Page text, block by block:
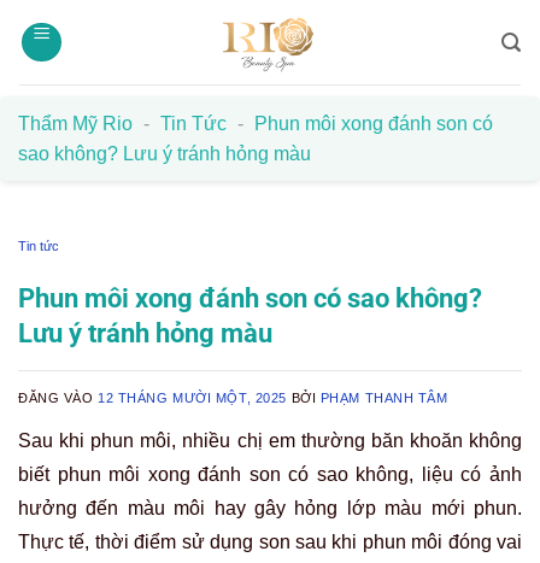
qua
Thẩm Mỹ Rio - Tin Tức -
Phun môi xong đánh son có
sao không? Lưu ý tránh hỏng màu
Tin tức
Phun môi xong đánh son có sao không?
Lưu ý tránh hỏng màu
ĐĂNG VÀO 12 THÁNG MƯỜI MỘT, 2025 BỞI PHẠM THANH TÂM
Sau khi phun môi, nhiều chị em thường băn khoăn không
biết phun môi xong đánh son có sao không, liệu có ảnh
hưởng đến màu môi hay gây hỏng lớp màu mới phun.
Thực tế, thời điểm sử dụng son sau khi phun môi đóng vai